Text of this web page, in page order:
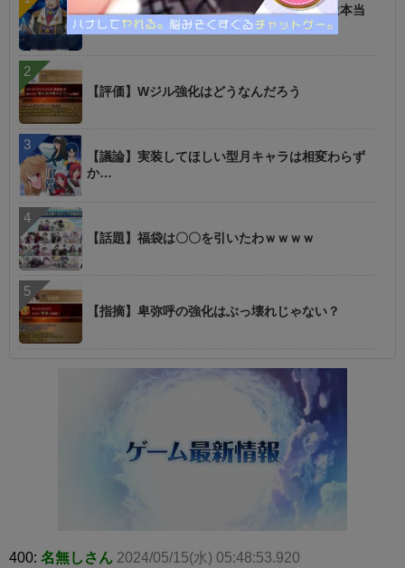
【話題】低レアを育てた方が強いというのは本当
に罠
【評価】Wジル強化はどうなんだろう
【議論】実装してほしい型月キャラは相変わらず
か…
【話題】福袋は〇〇を引いたわｗｗｗｗ
【指摘】卑弥呼の強化はぶっ壊れじゃない？
400: 名無しさん 2024/05/15(水) 05:48:53.920